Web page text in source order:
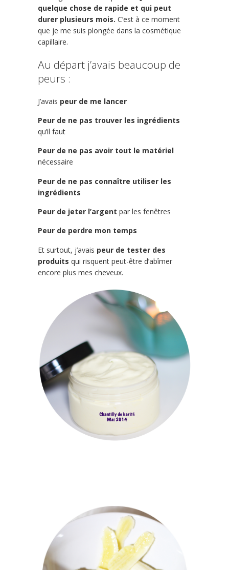
quelque chose de rapide et qui peut
durer plusieurs mois. C’est à ce moment
que je me suis plongée dans la cosmétique
capillaire.
Au départ j’avais beaucoup de
peurs :
J’avais peur de me lancer
Peur de ne pas trouver les ingrédients
qu’il faut
Peur de ne pas avoir tout le matériel
nécessaire
Peur de ne pas connaître utiliser les
ingrédients
Peur de jeter l’argent par les fenêtres
Peur de perdre mon temps
Et surtout, j’avais peur de tester des
produits qui risquent peut-être d’abîmer
encore plus mes cheveux.